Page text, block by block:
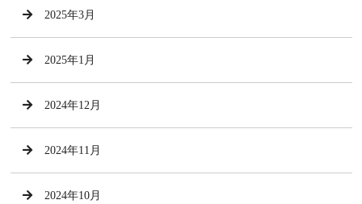
2025年3月
2025年1月
2024年12月
2024年11月
2024年10月